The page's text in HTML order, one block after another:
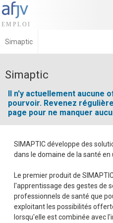
Simaptic
Simaptic
Il n'y actuellement aucune
pourvoir. Revenez
page pour ne manquer
SIMAPTIC développe des
dans le domaine de la santé en
Le premier produit de
l'apprentissage des gestes de
professionnels de santé que
exploitant les possibilités
lorsqu'elle est combinée avec